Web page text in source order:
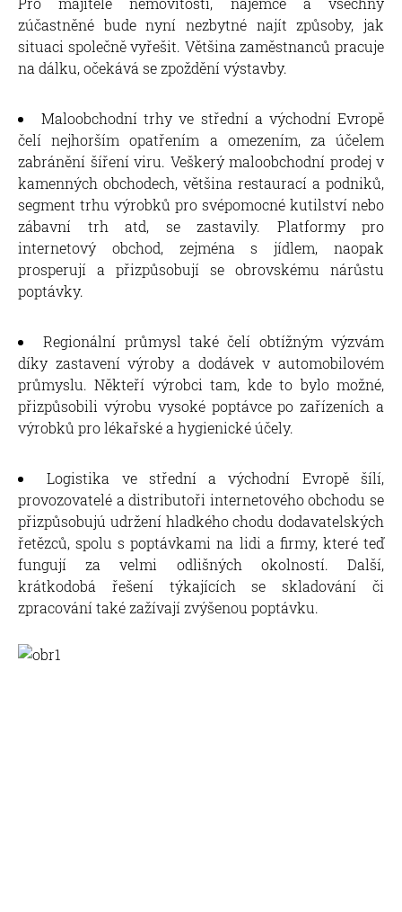
zúčastněné bude nyní nezbytné najít způsoby, jak
situaci společně vyřešit. Většina zaměstnanců pracuje
na dálku, očekává se zpoždění výstavby.
Maloobchodní trhy ve střední a východní Evropě
čelí nejhorším opatřením a omezením, za účelem
zabránění šíření viru. Veškerý maloobchodní prodej v
kamenných obchodech, většina restaurací a podniků,
segment trhu výrobků pro svépomocné kutilství nebo
zábavní trh atd, se zastavily. Platformy pro
internetový obchod, zejména s jídlem, naopak
prosperují a přizpůsobují se obrovskému nárůstu
poptávky.
Regionální průmysl také čelí obtížným výzvám
díky zastavení výroby a dodávek v automobilovém
průmyslu. Někteří výrobci tam, kde to bylo možné,
přizpůsobili výrobu vysoké poptávce po zařízeních a
výrobků pro lékařské a hygienické účely.
Logistika ve střední a východní Evropě šílí,
provozovatelé a distributoři internetového obchodu se
přizpůsobujú udržení hladkého chodu dodavatelských
řetězců, spolu s poptávkami na lidi a firmy, které teď
fungují za velmi odlišných okolností. Další,
krátkodobá řešení týkajících se skladování či
zpracování také zažívají zvýšenou poptávku.